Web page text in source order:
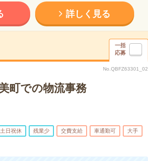
詳しく見る
一括
応募
No.QBFZ63301_02
町での物流事務
土日祝休 残業少 交費支給 車通勤可 大手